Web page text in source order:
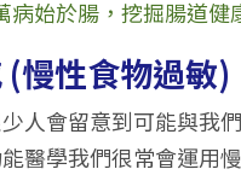
病始於腸，挖掘腸道健
慢性食物過敏)
人會留意到可能與我
醫學我們很常會運用